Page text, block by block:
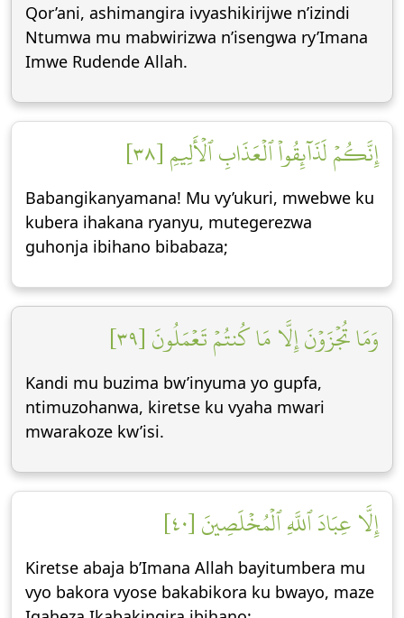
Qor’ani, ashimangira ivyashikirijwe n’izindi
Ntumwa mu mabwirizwa n’isengwa ry’Imana
Imwe Rudende Allah.
إِنَّكُمۡ لَذَآئِقُواْ ٱلۡعَذَابِ ٱلۡأَلِيمِ [٣٨]
Babangikanyamana! Mu vy’ukuri, mwebwe ku
kubera ihakana ryanyu, mutegerezwa
guhonja ibihano bibabaza;
وَمَا تُجۡزَوۡنَ إِلَّا مَا كُنتُمۡ تَعۡمَلُونَ [٣٩]
Kandi mu buzima bw’inyuma yo gupfa,
ntimuzohanwa, kiretse ku vyaha mwari
mwarakoze kw’isi.
إِلَّا عِبَادَ ٱللَّهِ ٱلۡمُخۡلَصِينَ [٤٠]
Kiretse abaja b’Imana Allah bayitumbera mu
vyo bakora vyose bakabikora ku bwayo, maze